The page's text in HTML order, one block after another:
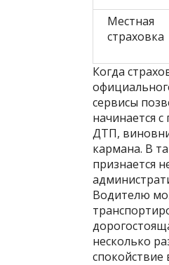
Местная
страховка
Когда
сервисы
начинается
ДТП,
кармана. В
признается
Водителю
несколько
спокойствие